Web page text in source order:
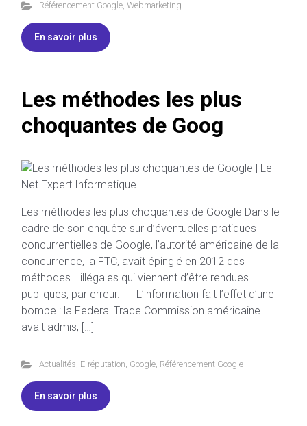
Référencement Google, Webmarketing
En savoir plus
Les méthodes les plus
choquantes de Goog
Les méthodes les plus choquantes de Google Dans le
cadre de son enquête sur d’éventuelles pratiques
concurrentielles de Google, l’autorité américaine de la
concurrence, la FTC, avait épinglé en 2012 des
méthodes… illégales qui viennent d’être rendues
publiques, par erreur. L’information fait l’effet d’une
bombe : la Federal Trade Commission américaine
avait admis, […]
Actualités E-réputation Google, Référencement Google
En savoir plus